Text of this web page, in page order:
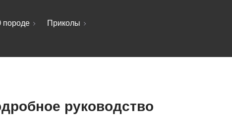
породе
Приколы
руководство